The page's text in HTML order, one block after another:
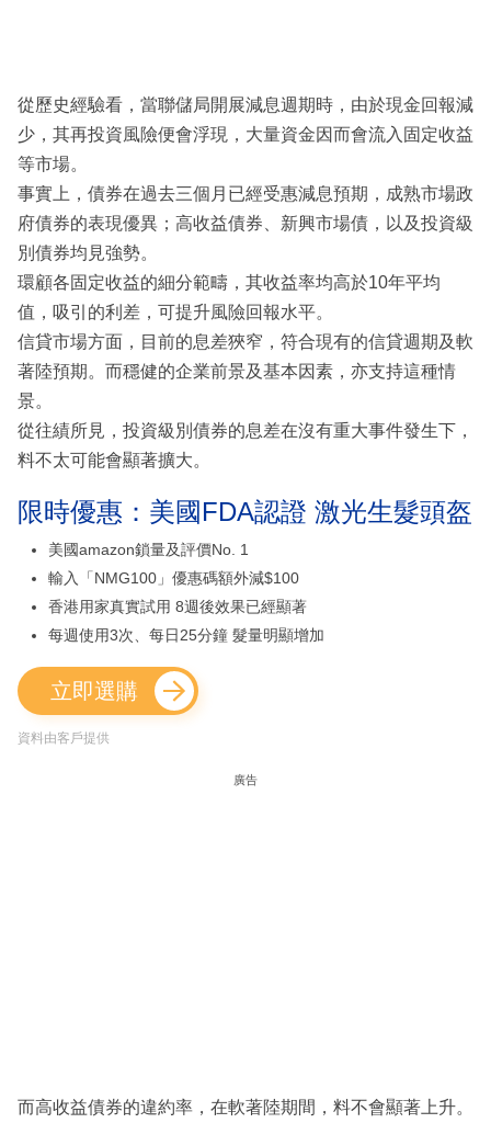
從歷史經驗看，當聯儲局開展減息週期時，由於現金回報減
少，其再投資風險便會浮現，大量資金因而會流入固定收益
等市場。
事實上，債券在過去三個月已經受惠減息預期，成熟市場政
府債券的表現優異；高收益債券、新興市場債，以及投資級
別債券均見強勢。
環顧各固定收益的細分範疇，其收益率均高於10年平均
值，吸引的利差，可提升風險回報水平。
信貸市場方面，目前的息差狹窄，符合現有的信貸週期及軟
著陸預期。而穩健的企業前景及基本因素，亦支持這種情
景。
從往績所見，投資級別債券的息差在沒有重大事件發生下，
料不太可能會顯著擴大。
限時優惠：美國FDA認證 激光生髮頭盔
美國amazon鎖量及評價No. 1
輸入「NMG100」優惠碼額外減$100
香港用家真實試用 8週後效果已經顯著
每週使用3次、每日25分鐘 髮量明顯增加
立即選購
資料由客戶提供
廣告
而高收益債券的違約率，在軟著陸期間，料不會顯著上升。